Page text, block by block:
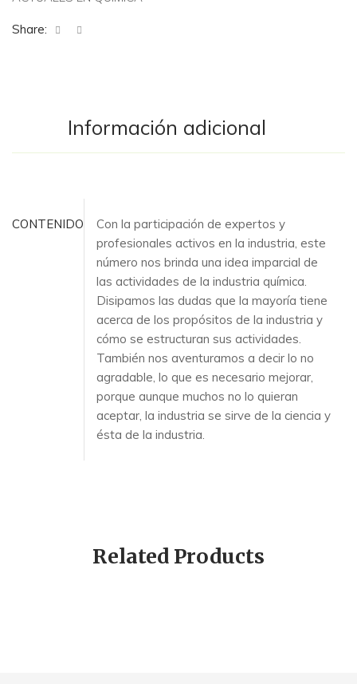
Share:
Información adicional
CONTENIDO
Con la participación de expertos y
profesionales activos en la industria, este
número nos brinda una idea imparcial de
las actividades de la industria química.
Disipamos las dudas que la mayoría tiene
acerca de los propósitos de la industria y
cómo se estructuran sus actividades.
También nos aventuramos a decir lo no
agradable, lo que es necesario mejorar,
porque aunque muchos no lo quieran
aceptar, la industria se sirve de la ciencia y
ésta de la industria.
Related Products